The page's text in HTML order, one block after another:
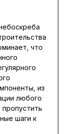
что
из
любого
шаги к